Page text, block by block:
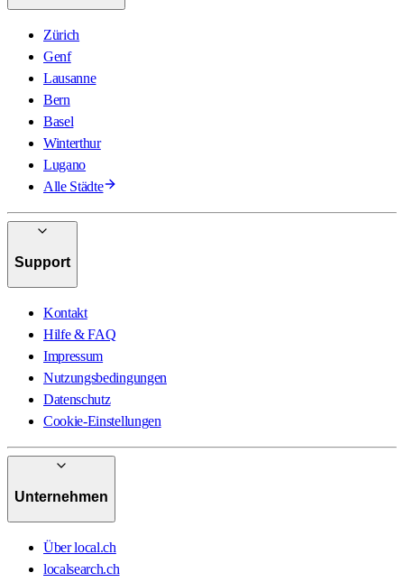
Zürich
Genf
Lausanne
Bern
Basel
Winterthur
Lugano
Alle Städte
Support
Kontakt
Hilfe & FAQ
Impressum
Nutzungsbedingungen
Datenschutz
Cookie-Einstellungen
Unternehmen
Über local.ch
localsearch.ch